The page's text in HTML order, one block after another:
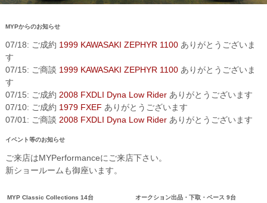
MYPからのお知らせ
07/18: ご成約 1999 KAWASAKI ZEPHYR 1100ありがとうございま
す
07/15: ご商談 1999 KAWASAKI ZEPHYR 1100ありがとうございま
す
07/15: ご成約 2008 FXDLI Dyna Low Riderありがとうございます
07/10: ご成約 1979 FXEF ありがとうございます
07/01: ご商談 2008 FXDLI Dyna Low Riderありがとうございます
イベント等のお知らせ
ご来店はMYPerformanceにご来店下さい。
新ショールームも御座います。
MYP Classic Collections 14台 オークション出品・下取・ベース 9台